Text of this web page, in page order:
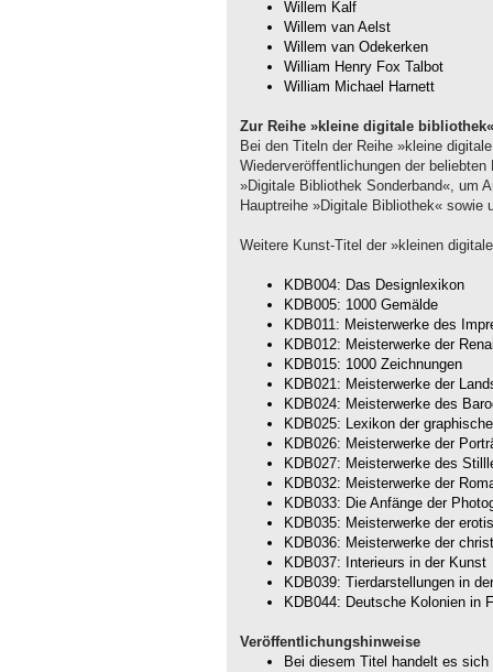
Willem Kalf
Willem van Aelst
Willem van Odekerken
William Henry Fox Talbot
William Michael Harnett
Zur Reihe »kleine digitale bibliothek«
Bei den Titeln der Reihe »kleine
Wiederveröffentlichungen der
»Digitale Bibliothek Sonderband«, um
Hauptreihe »Digitale Bibliothek« sowie
Weitere Kunst-Titel der »kleinen
KDB004: Das Designlexikon
KDB005: 1000 Gemälde
KDB011: Meisterwerke des
KDB012: Meisterwerke der
KDB015: 1000 Zeichnungen
KDB021: Meisterwerke der
KDB024: Meisterwerke des
KDB025: Lexikon der
KDB026: Meisterwerke der
KDB027: Meisterwerke des
KDB032: Meisterwerke der
KDB033: Die Anfänge der
KDB035: Meisterwerke der
KDB036: Meisterwerke der
KDB037: Interieurs in der Kunst
KDB039: Tierdarstellungen in
KDB044: Deutsche Kolonien in
Veröffentlichungshinweise
Bei diesem Titel handelt es